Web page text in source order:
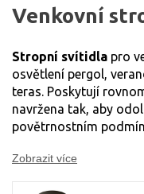
Venkovní
Stropní svítidla pro
osvětlení pergol,
teras. Poskytují
navržena tak, aby
povětrnostním
Zobrazit více